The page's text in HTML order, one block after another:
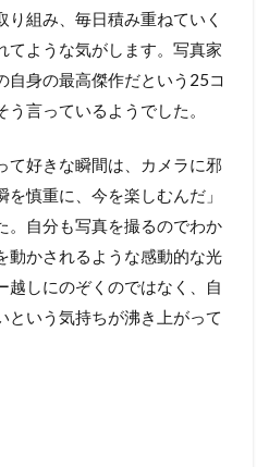
り組み、毎日積み重ねていく
てような気がします。写真家
自身の最高傑作だという25コ
言っているようでした。
て好きな瞬間は、カメラに邪
慎重に、今を楽しむんだ」
。自分も写真を撮るのでわか
動かされるような感動的な光
越しにのぞくのではなく、自
という気持ちが沸き上がって